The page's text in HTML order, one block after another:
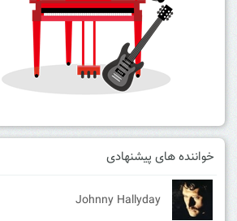
خواننده های پیشنهادی
Johnny Hallyday